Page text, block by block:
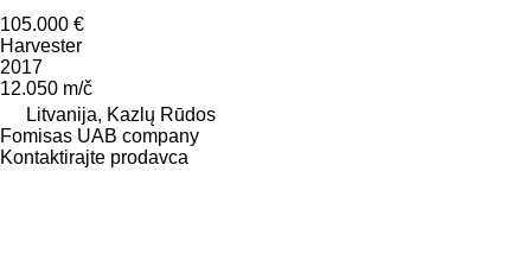
105.000 €
Harvester
2017
12.050 m/č
Litvanija, Kazlų Rūdos
Fomisas UAB company
Kontaktirajte prodavca